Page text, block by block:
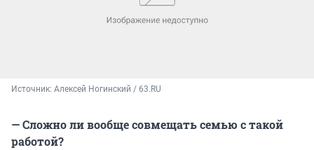
Источник: Алексей Ногинский / 63.RU
— Сложно ли вообще совмещать семью с такой
работой?